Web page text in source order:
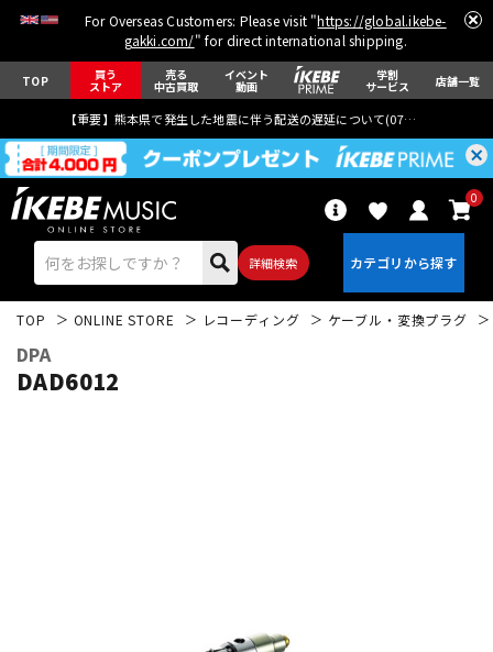
For Overseas Customers: Please visit "https://global.ikebe-
gakki.com/" for direct international shipping.
TOP 買う
ストア
売る
中古買取
イベント
動画
学割
サービス 店舗一覧
【重要】熊本県で発生した地震に伴う配送の遅延について(07月29日
詳細検索
0
TOP ONLINE STORE レコーディング ケーブル・変換プラグ
DPA
DAD6012